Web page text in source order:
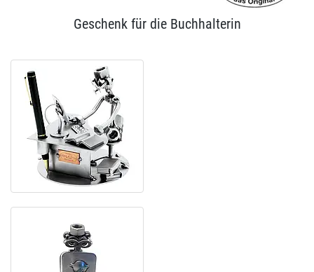
Geschenk für die Buchhalterin